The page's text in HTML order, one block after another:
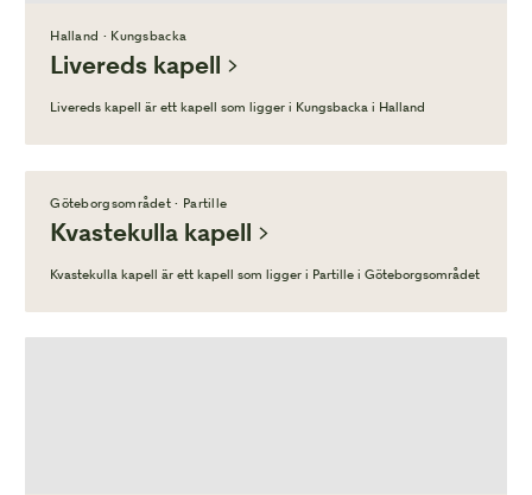
Halland · Kungsbacka
Livereds kapell
Livereds kapell är ett kapell som ligger i Kungsbacka i Halland
Göteborgsområdet · Partille
Kvastekulla kapell
Kvastekulla kapell är ett kapell som ligger i Partille i Göteborgsområdet